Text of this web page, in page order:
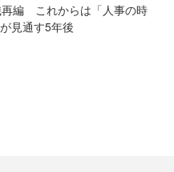
編 これからは「人事の時
見通す5年後